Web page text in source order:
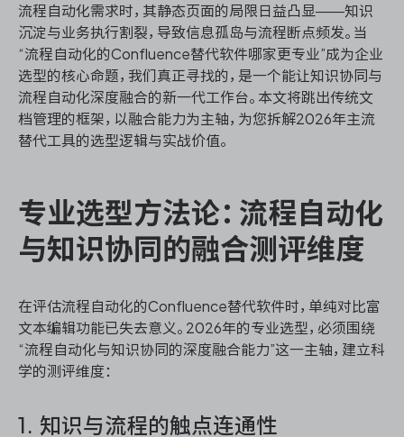
流程自动化需求时，其静态页面的局限日益凸显——知识
沉淀与业务执行割裂，导致信息孤岛与流程断点频发。当
“流程自动化的Confluence替代软件哪家更专业”成为企业
选型的核心命题，我们真正寻找的，是一个能让知识协同与
流程自动化深度融合的新一代工作台。本文将跳出传统文
档管理的框架，以融合能力为主轴，为您拆解2026年主流
替代工具的选型逻辑与实战价值。
专业选型方法论：流程自动化
与知识协同的融合测评维度
在评估流程自动化的Confluence替代软件时，单纯对比富
文本编辑功能已失去意义。2026年的专业选型，必须围绕
“流程自动化与知识协同的深度融合能力”这一主轴，建立科
学的测评维度：
1. 知识与流程的触点连通性